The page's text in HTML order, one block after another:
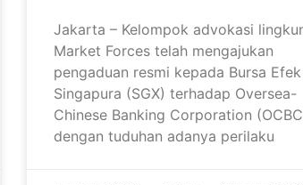
Jakarta – Kelompok advokasi
Market Forces telah mengajukan
pengaduan resmi kepada Bursa Efek
Singapura (SGX) terhadap Oversea-
Chinese Banking Corporation
dengan tuduhan adanya perilaku